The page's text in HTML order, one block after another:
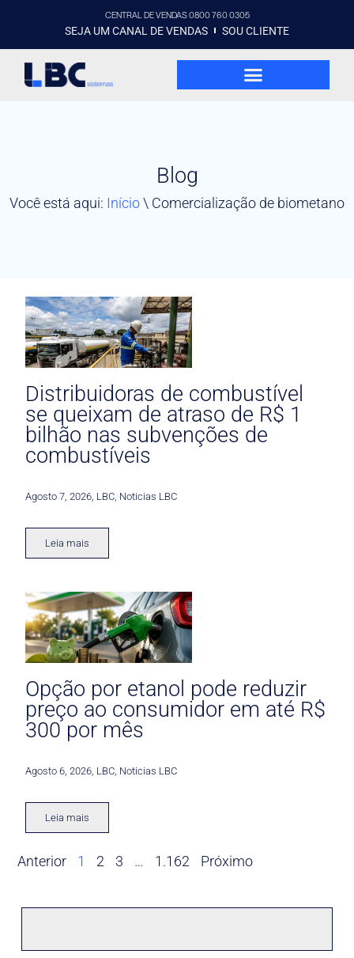
CENTRAL DE VENDAS 0800 760 0305
SEJA UM CANAL DE VENDAS SOU CLIENTE
Blog
Você está aqui: Início\ Comercialização de biometano
Distribuidoras de combustível
se queixam de atraso de R$ 1
bilhão nas subvenções de
combustíveis
Agosto 7, 2026 LBC Noticias LBC
Leia mais
Opção por etanol pode reduzir
preço ao consumidor em até R$
300 por mês
Agosto 6, 2026 LBC Noticias LBC
Leia mais
Anterior 1 2 3 … 1.162 Próximo